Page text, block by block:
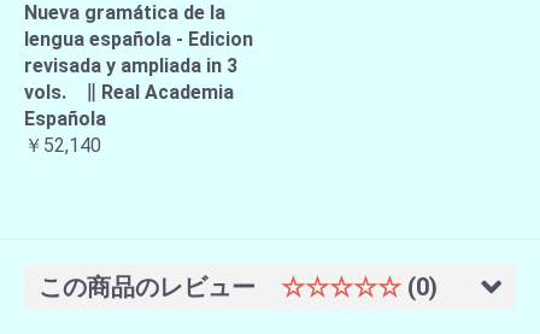
Nueva gramática de la
lengua española - Edicion
revisada y ampliada in 3
vols. ∥ Real Academia
Española
￥52,140
この商品のレビュー ☆☆☆☆☆ (0)